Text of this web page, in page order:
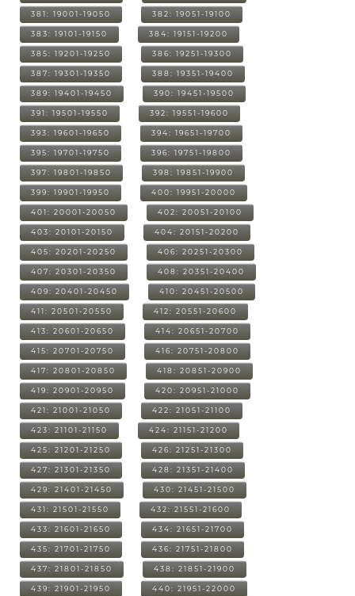
381: 19001-19050 382: 19051-19100
383: 19101-19150 384: 19151-19200
385: 19201-19250 386: 19251-19300
387: 19301-19350 388: 19351-19400
389: 19401-19450 390: 19451-19500
391: 19501-19550 392: 19551-19600
393: 19601-19650 394: 19651-19700
395: 19701-19750 396: 19751-19800
397: 19801-19850 398: 19851-19900
399: 19901-19950 400: 19951-20000
401: 20001-20050 402: 20051-20100
403: 20101-20150 404: 20151-20200
405: 20201-20250 406: 20251-20300
407: 20301-20350 408: 20351-20400
409: 20401-20450 410: 20451-20500
411: 20501-20550 412: 20551-20600
413: 20601-20650 414: 20651-20700
415: 20701-20750 416: 20751-20800
417: 20801-20850 418: 20851-20900
419: 20901-20950 420: 20951-21000
421: 21001-21050 422: 21051-21100
423: 21101-21150 424: 21151-21200
425: 21201-21250 426: 21251-21300
427: 21301-21350 428: 21351-21400
429: 21401-21450 430: 21451-21500
431: 21501-21550 432: 21551-21600
433: 21601-21650 434: 21651-21700
435: 21701-21750 436: 21751-21800
437: 21801-21850 438: 21851-21900
439: 21901-21950 440: 21951-22000